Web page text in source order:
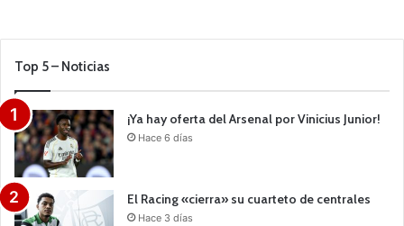
Top 5 – Noticias
¡Ya hay oferta del Arsenal por Vinicius Junior!
Hace 6 días
El Racing «cierra» su cuarteto de centrales
Hace 3 días